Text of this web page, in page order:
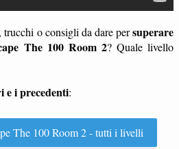
trucchi o consigli da dare persuperare
The 100 Room 2? Quale livello
e i precedenti:
The 100 Room 2 - tutti i livelli